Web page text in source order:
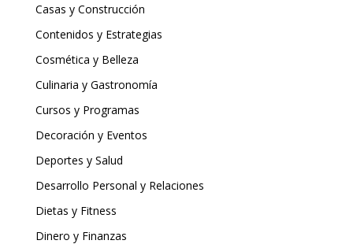
Casas y Construcción
Contenidos y Estrategias
Cosmética y Belleza
Culinaria y Gastronomía
Cursos y Programas
Decoración y Eventos
Deportes y Salud
Desarrollo Personal y Relaciones
Dietas y Fitness
Dinero y Finanzas